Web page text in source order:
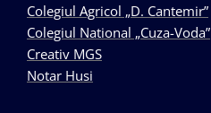
Colegiul Agricol „D. Cantemir”
Colegiul National „Cuza-Voda”
Creativ MGS
Notar Husi